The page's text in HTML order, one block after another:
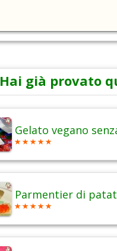
Hai già provato
Gelato vegano
Parmentier di